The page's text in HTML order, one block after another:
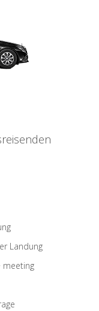
Landung
meeting